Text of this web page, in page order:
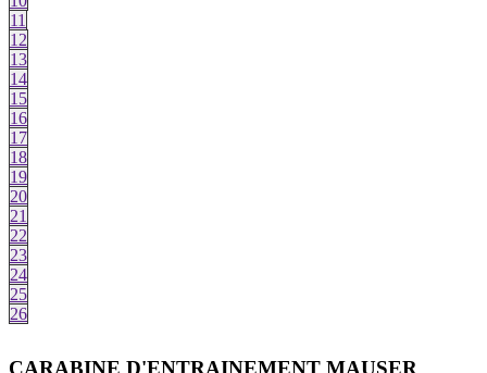
11
12
13
14
15
16
17
18
19
20
21
22
23
24
25
26
CARABINE D'ENTRAINEMENT MAUSER